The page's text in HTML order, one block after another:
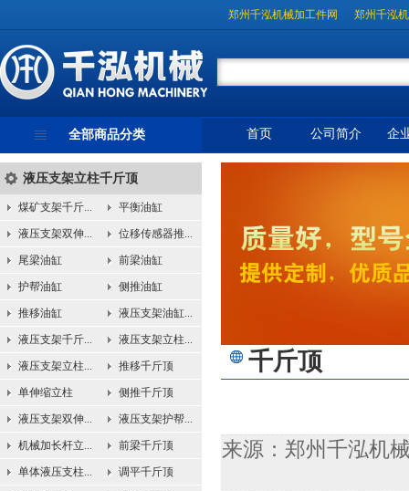
郑州千泓机械加工件网 郑州千泓
全部商品分类
液压支架立柱千斤顶
煤矿支架千斤... 平衡油缸
液压支架双伸... 位移传感器推...
尾梁油缸 前梁油缸
护帮油缸 侧推油缸
推移油缸 液压支架油缸...
液压支架千斤... 液压支架立柱...
液压支架立柱... 推移千斤顶
单伸缩立柱 侧推千斤顶
液压支架双伸... 液压支架护帮...
机械加长杆立... 前梁千斤顶
单体液压支柱... 调平千斤顶
首页 公司简介 企
千斤顶
来源：郑州千泓机